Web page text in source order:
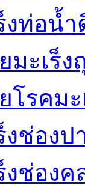
งท่อน้ำ
ะเร็ง
โรคม
งช่องป
งช่องค